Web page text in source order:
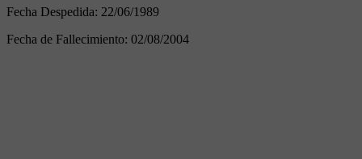
Fecha Despedida: 22/06/1989
Fecha de Fallecimiento: 02/08/2004